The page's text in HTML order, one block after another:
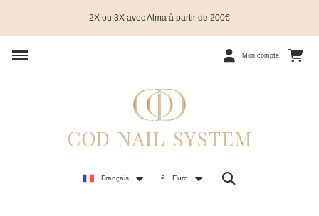
2X ou 3X avec Alma à partir de 200€
Mon compte
Français € Euro